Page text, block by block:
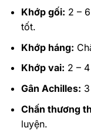
Khớp gối: 2 –
tốt.
Khớp háng:
Khớp vai: 2 –
Gân Achilles:
Chấn thương
luyện.